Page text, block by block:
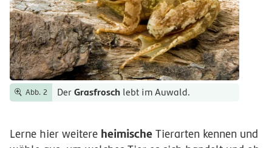
Abb. 2 Der Grasfroschlebt im Auwald.
Lerne hier weitere heimische Tierarten kennen und